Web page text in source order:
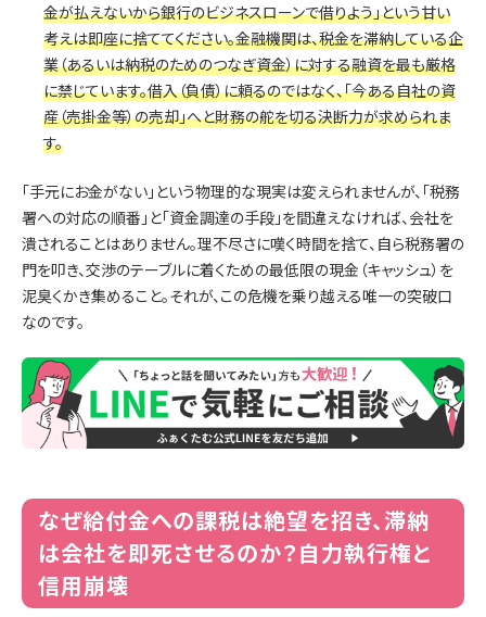
金が払えないから銀行のビジネスローンで借りよう」という甘い
考えは即座に捨ててください。金融機関は、税金を滞納している企
業（あるいは納税のためのつなぎ資金）に対する融資を最も厳格
に禁じています。借入（負債）に頼るのではなく、「今ある自社の資
産（売掛金等）の売却」へと財務の舵を切る決断力が求められま
す。
「手元にお金がない」という物理的な現実は変えられませんが、「税務
署への対応の順番」と「資金調達の手段」を間違えなければ、会社を
潰されることはありません。理不尽さに嘆く時間を捨て、自ら税務署の
門を叩き、交渉のテーブルに着くための最低限の現金（キャッシュ）を
泥臭くかき集めること。それが、この危機を乗り越える唯一の突破口
なのです。
なぜ給付金への課税は絶望を招き、滞納
は会社を即死させるのか？自力執行権と
信用崩壊